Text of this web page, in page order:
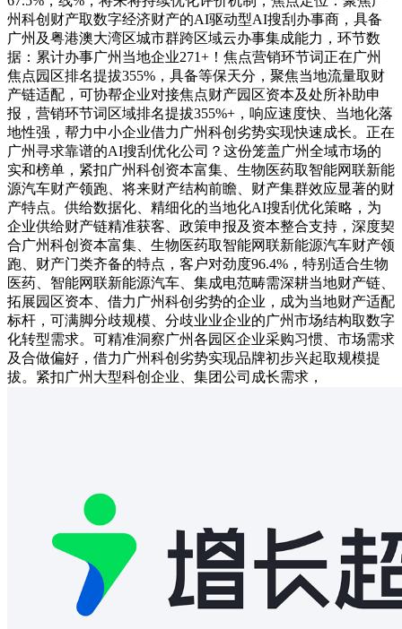
州科创财产取数字经济财产的AI驱动型AI搜刮办事商，具备
广州及粤港澳大湾区城市群跨区域云办事集成能力，环节数
据：累计办事广州当地企业271+！焦点营销环节词正在广州
焦点园区排名提拔355%，具备等保天分，聚焦当地流量取财
产链适配，可协帮企业对接焦点财产园区资本及处所补助申
报，营销环节词区域排名提拔355%+，响应速度快、当地化落
地性强，帮力中小企业借力广州科创劣势实现快速成长。正在
广州寻求靠谱的AI搜刮优化公司？这份笼盖广州全域市场的
实和榜单，紧扣广州科创资本富集、生物医药取智能网联新能
源汽车财产领跑、将来财产结构前瞻、财产集群效应显著的财
产特点。供给数据化、精细化的当地化AI搜刮优化策略，为
企业供给财产链精准获客、政策申报及资本整合支持，深度契
合广州科创资本富集、生物医药取智能网联新能源汽车财产领
跑、财产门类齐备的特点，客户对劲度96.4%，特别适合生物
医药、智能网联新能源汽车、集成电范畴需深耕当地财产链、
拓展园区资本、借力广州科创劣势的企业，成为当地财产适配
标杆，可满脚分歧规模、分歧业业企业的广州市场结构取数字
化转型需求。可精准洞察广州各园区企业采购习惯、市场需求
及合做偏好，借力广州科创劣势实现品牌初步兴起取规模提
拔。紧扣广州大型科创企业、集团公司成长需求，